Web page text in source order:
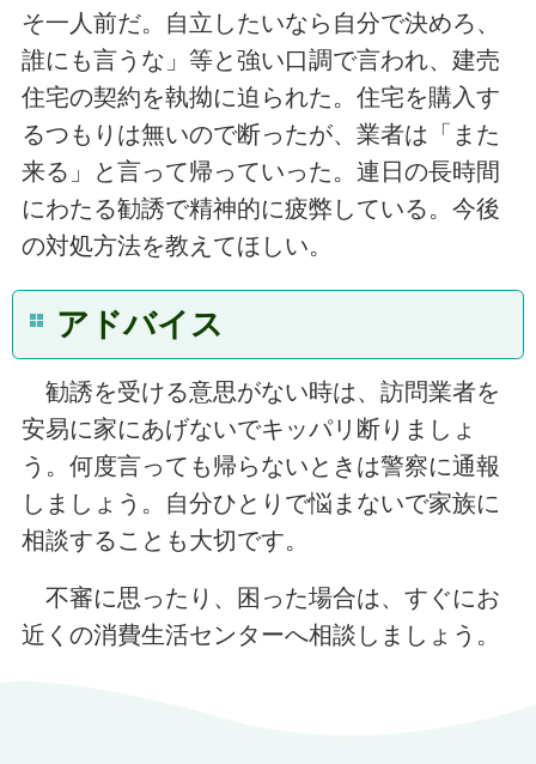
そ一人前だ。自立したいなら自分で決めろ、
誰にも言うな」等と強い口調で言われ、建売
住宅の契約を執拗に迫られた。住宅を購入す
るつもりは無いので断ったが、業者は「また
来る」と言って帰っていった。連日の長時間
にわたる勧誘で精神的に疲弊している。今後
の対処方法を教えてほしい。
アドバイス
勧誘を受ける意思がない時は、訪問業者を
安易に家にあげないでキッパリ断りましょ
う。何度言っても帰らないときは警察に通報
しましょう。自分ひとりで悩まないで家族に
相談することも大切です。
不審に思ったり、困った場合は、すぐにお
近くの消費生活センターへ相談しましょう。